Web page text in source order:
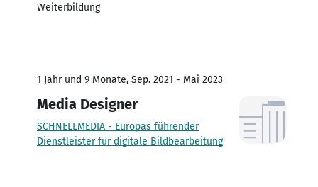
Weiterbildung
1 Jahr und 9 Monate, Sep. 2021 - Mai 2023
Media Designer
SCHNELLMEDIA - Europas führender
Dienstleister für digitale Bildbearbeitung